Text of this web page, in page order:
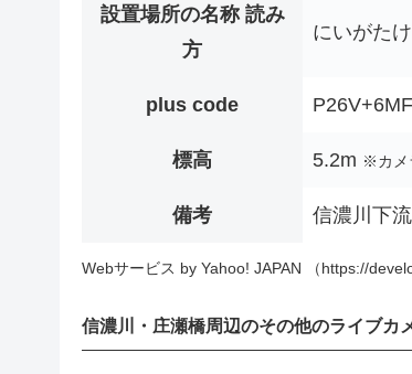
設置場所の名称 読み
方
にいがた
plus code
標高 5.2m ※カメ
備考 信濃川下
Webサービス by Yahoo! JAPAN （https://
信濃川・庄瀬橋周辺のその他のライブカ